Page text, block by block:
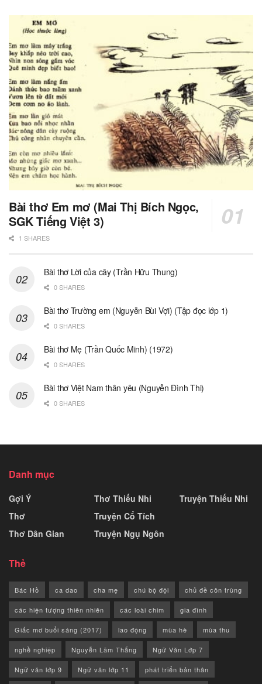
Bài thơ Em mơ (Mai Thị Bích Ngọc,
SGK Tiếng Việt 3)
1 SHARES
Bài thơ Lời của cây (Trần Hữu Thung)
0 SHARES
Bài thơ Trường em (Nguyễn Bùi Vợi) (Tập đọc lớp 1)
0 SHARES
Bài thơ Mẹ (Trần Quốc Minh) (1972)
0 SHARES
Bài thơ Việt Nam thân yêu (Nguyễn Đình Thi)
0 SHARES
Danh mục
Gợi Ý
Thơ
Thơ Dân Gian
Thơ Thiếu Nhi
Truyện Cổ Tích
Truyện Ngụ Ngôn
Truyện Thiếu Nhi
Thẻ
Bác Hồ ca dao cha mẹ chú bộ đội chủ đề côn trùng
các hiện tượng thiên nhiên các loài chim gia đình
Giấc mơ buổi sáng (2017) lao động mùa hè mùa thu
nghề nghiệp Nguyễn Lãm Thắng Ngữ Văn Lớp 7
Ngữ văn lớp 9 Ngữ văn lớp 11 phát triển bản thân